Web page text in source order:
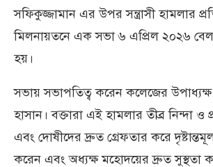
সফিকুজ্জামান এর উপর সন্ত্রাসী হামলার
মিলনায়তনে এক সভা ৬ এপ্রিল ২০২৬
হয়।
সভায় সভাপতিত্ব করেন কলেজের
হাসান। বক্তারা এই হামলার তীব্র নিন্দা ও
এবং দোষীদের দ্রুত গ্রেফতার করে
করেন এবং অধ্যক্ষ মহোদয়ের দ্রুত সুস্থতা